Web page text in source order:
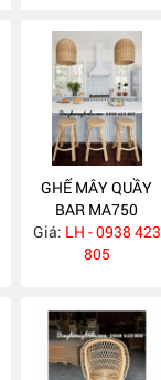
GHẾ MÂY QUẦY
BAR MA750
Giá: LH - 0938 423
805